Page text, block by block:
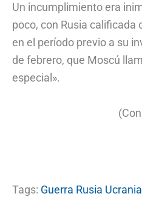
Un incumplimiento era
poco, con Rusia calificada
en el período previo a su
de febrero, que Moscú
especial».
Tags: Guerra Rusia Ucrania